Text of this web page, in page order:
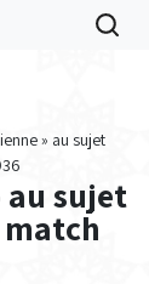
» au sujet
au sujet